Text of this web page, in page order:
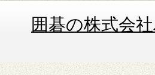
囲碁の株式会